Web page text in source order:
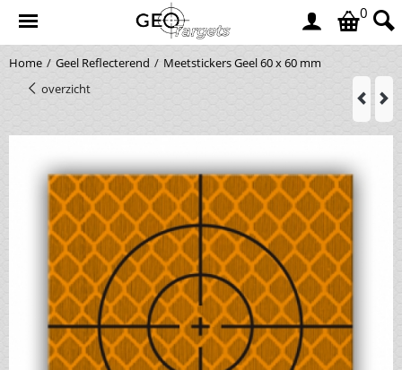
0
Home / Geel Reflecterend / Meetstickers Geel 60 x 60 mm
overzicht